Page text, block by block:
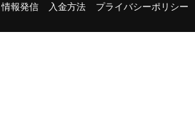
情報発信 入金方法 プライバシーポリシー